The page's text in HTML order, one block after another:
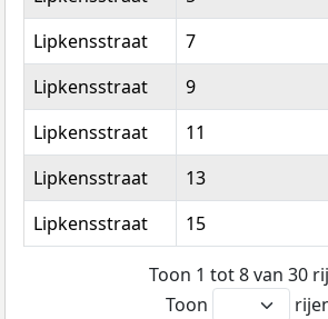
Lipkensstraat
7
Lipkensstraat
9
Lipkensstraat
11
Lipkensstraat
13
Lipkensstraat
15
Toon 1 tot 8 van 30
Toon